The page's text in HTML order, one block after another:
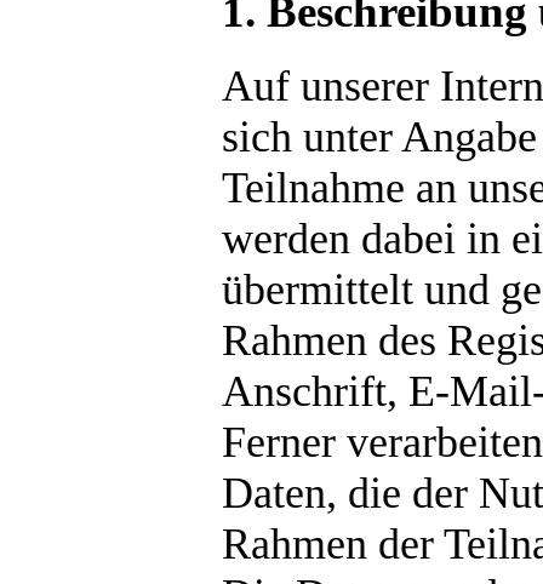
1.
Auf unserer
sich unter
Teilnahme an
werden dabei in
übermittelt und
Rahmen des
Anschrift, E-
Ferner
Daten, die der
Rahmen der